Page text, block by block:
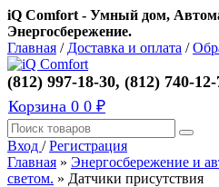
iQ Comfort - Умный дом,
Энергосбережение.
Главная / Доставка и оплата /
(812) 997-18-30, (812) 740-12-
Корзина 0 0 ₽
Вход /Регистрация
Главная » Энергосбережение и
светом. » Датчики присутствия